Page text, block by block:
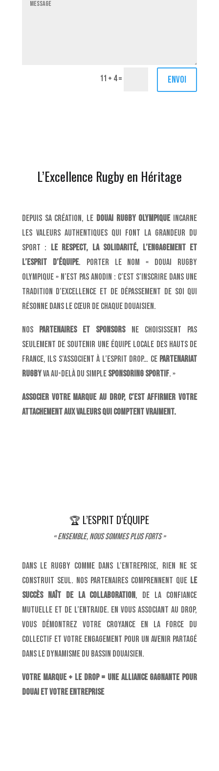
11 + 4= Envoi
L’Excellence Rugby en Héritage
Depuis sa création, le Douai Rugby Olympiqueincarne
les valeurs authentiques qui font la grandeur du
sport : le respect, la solidarité, l’engagement et
l’esprit d’équipe. Porter le nom « Douai Rugby
Olympique » n’est pas anodin : c’est s’inscrire dans une
tradition d’excellence et de dépassement de soi qui
résonne dans le cœur de chaque Douaisien.
Nos partenaires et sponsorsne choisissent pas
seulement de soutenir une équipe locale des Hauts de
France, ils s’associent à l’esprit DROP… Ce partenariat
rugbyva au-delà du simplesponsoring sportif. »
Associer votre marque au DROP, c’est affirmer votre
attachement aux valeurs qui comptent vraiment.
🏆 L’ESPRIT D’ÉQUIPE
« Ensemble, nous sommes plus forts »
Dans le rugby comme dans l’entreprise, rien ne se
construit seul. Nos partenaires comprennent que le
succès naît de la collaboration, de la confiance
mutuelle et de l’entraide. En vous associant au DROP,
vous démontrez votre croyance en la force du
collectif et votre engagement pour un avenir partagé
dans le dynamisme du bassin douaisien.
Votre marque + Le DROP = Une alliance gagnante pour
Douai et votre entreprise